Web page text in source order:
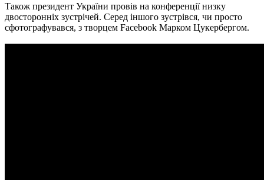
Також президент України провів на конференції низку
двосторонніх зустрічей. Серед іншого зустрівся, чи просто
сфотографувався, з творцем Facebook Марком Цукербергом.